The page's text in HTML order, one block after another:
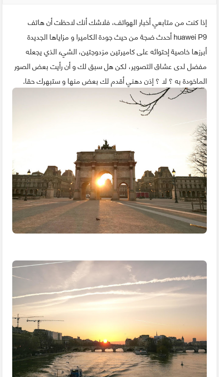
إذا كنت من متابعي أخبار الهواتف، فلاشك أنك لاحظت أن هاتف
huawei P9 أحدث ضجة من حيث جودة الكاميرا و مزاياها الجديدة
أبرزها خاصية إحتوائه على كاميرتين مزدوجتين، الشيء الذي يجعله
مفضل لدى عشاق التصوير، لكن هل سبق لك و أن رأيت بعض الصور
الماخودة به ؟ لا ؟ إذن دهني أقدم لك بعض منها و ستبهرك حقا.